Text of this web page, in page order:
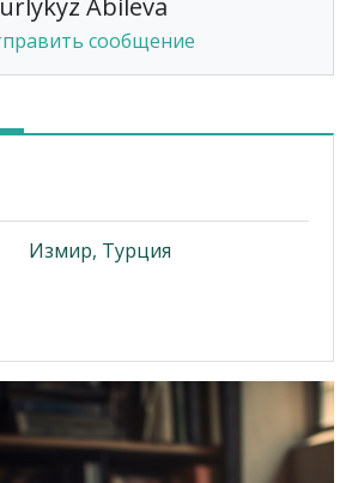
Abileva
сообщение
Измир, Турция